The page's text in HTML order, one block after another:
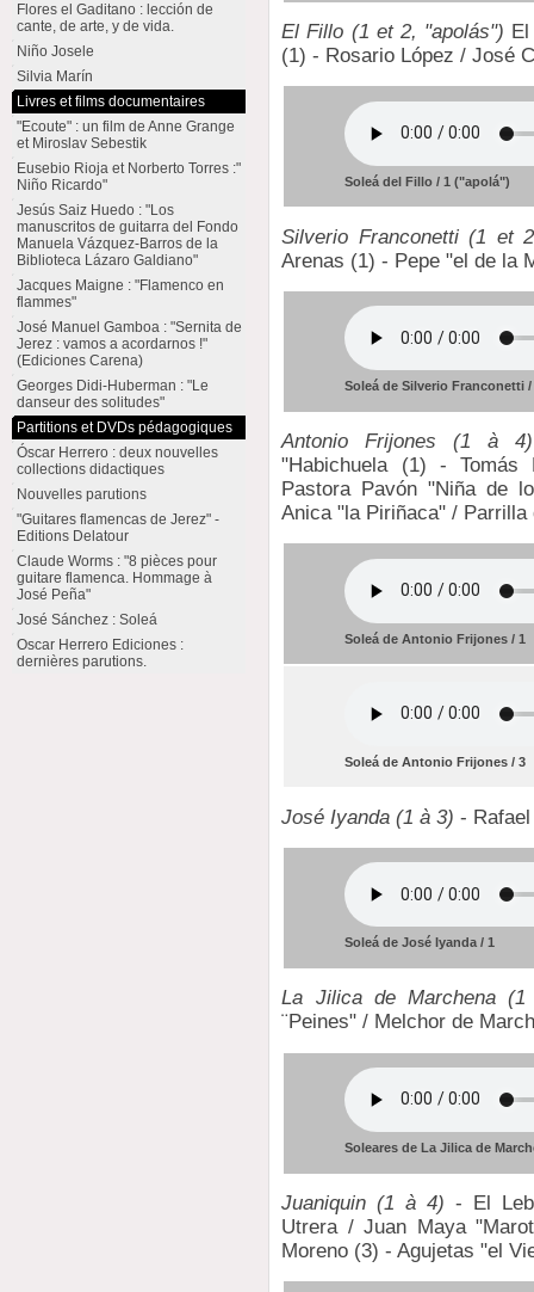
El Fillo (1 et 2, "apolás")
(1) - Rosario López / José
Soleá del Fillo / 1 ("apolá")
Silverio Franconetti (1 et
Arenas (1) - Pepe "el de la
Soleá de Silverio Franconetti /
Antonio Frijones (1 à 4)
"Habichuela (1) -
Pastora Pavón "Niña de
Anica "la Piriñaca" / Parrilla
Soleá de Antonio Frijones / 1
Soleá de Antonio Frijones / 3
José Iyanda (1 à 3) -
Soleá de José Iyanda / 1
La Jilica de Marchena
¨Peines" / Melchor de
Soleares de La Jilica de
Juaniquin (1 à 4) - El
Utrera / Juan Maya
Moreno (3) - Agujetas "el
Flores el Gaditano : lección de
cante, de arte, y de vida.
Niño Josele
Silvia Marín
Livres et films documentaires
"Ecoute" : un film de Anne Grange
et Miroslav Sebestik
Eusebio Rioja et Norberto Torres :"
Niño Ricardo"
Jesús Saiz Huedo : "Los
manuscritos de guitarra del Fondo
Manuela Vázquez-Barros de la
Biblioteca Lázaro Galdiano"
Jacques Maigne : "Flamenco en
flammes"
José Manuel Gamboa : "Sernita de
Jerez : vamos a acordarnos !"
(Ediciones Carena)
Georges Didi-Huberman : "Le
danseur des solitudes"
Partitions et DVDs pédagogiques
Óscar Herrero : deux nouvelles
collections didactiques
Nouvelles parutions
"Guitares flamencas de Jerez" -
Editions Delatour
Claude Worms : "8 pièces pour
guitare flamenca. Hommage à
José Peña"
José Sánchez : Soleá
Oscar Herrero Ediciones :
dernières parutions.